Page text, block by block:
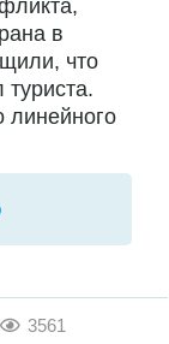
в
что
туриста.
линейного
3561